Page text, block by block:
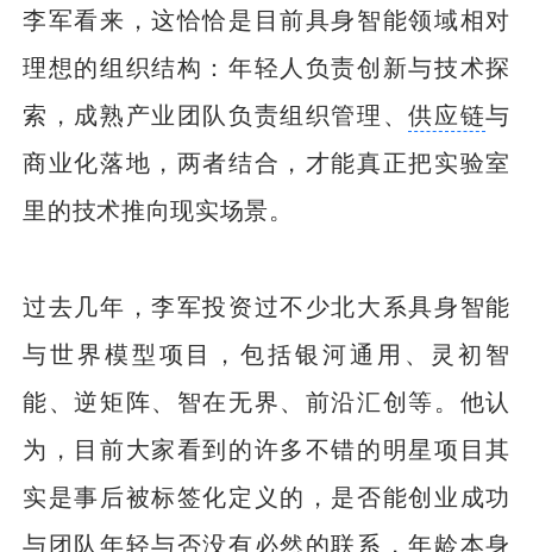
李军看来，这恰恰是目前具身智能领域相对
理想的组织结构：年轻人负责创新与技术探
索，成熟产业团队负责组织管理、供应链与
商业化落地，两者结合，才能真正把实验室
里的技术推向现实场景。
过去几年，李军投资过不少北大系具身智能
与世界模型项目，包括银河通用、灵初智
能、逆矩阵、智在无界、前沿汇创等。他认
为，目前大家看到的许多不错的明星项目其
实是事后被标签化定义的，是否能创业成功
与团队年轻与否没有必然的联系，年龄本身